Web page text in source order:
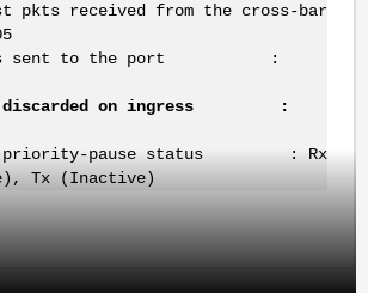
received from the cross-bar
sent to the port :
discarded on ingress :
pause status : Rx
Tx (Inactive)